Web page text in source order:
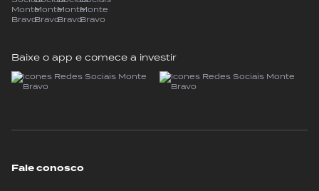
Baixe o app e comece a investir
Fale conosco